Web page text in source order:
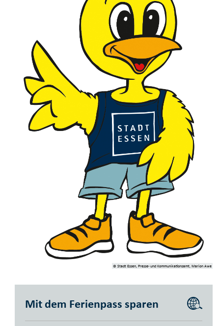
© Stadt Essen, Presse- und Kommunikationsamt, Marion Awe
Mit dem Ferienpass sparen